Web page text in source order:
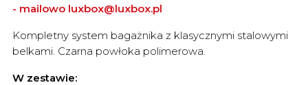
- mailowo luxbox@luxbox.pl
Kompletny system bagażnika z klasycznymi stalowymi
belkami. Czarna powłoka polimerowa.
W zestawie: